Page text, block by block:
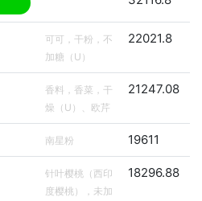
可可，干粉，不
加糖（U）
22021.8
香料，香菜，干
燥（U）、欧芹
21247.08
南星粉 19611
针叶樱桃（西印
度樱桃），未加
18296.88